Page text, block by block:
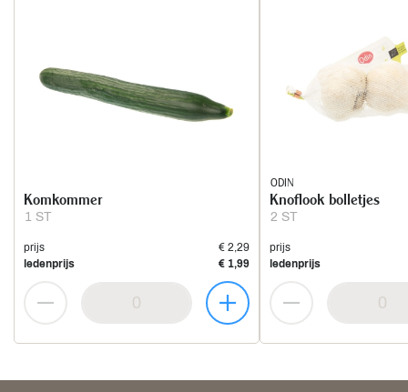
1 ST
Komkommer
prijs
€ 2,29
ledenprijs
€ 1,99
ODIN
2 ST
Knoflook bolletjes
prijs
ledenprijs